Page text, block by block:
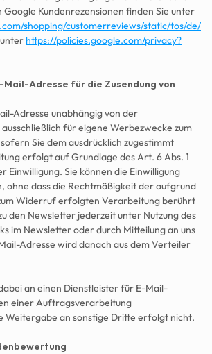
shopping/customerreviews/static/tos/de/
https://policies.google.com/privacy?
Mail-Adresse für die Zusendung von
Adresse unabhängig von der
für eigene Werbezwecke zum
Sie dem ausdrücklich zugestimmt
erfolgt auf Grundlage des Art. 6 Abs. 1
Einwilligung. Sie können die Einwilligung
ohne dass die Rechtmäßigkeit der aufgrund
Widerruf erfolgten Verarbeitung berührt
den Newsletter jederzeit unter Nutzung des
im Newsletter oder durch Mitteilung an uns
Adresse wird danach aus dem Verteiler
an einen Dienstleister für E-Mail-
einer Auftragsverarbeitung
Weitergabe an sonstige Dritte erfolgt nicht.